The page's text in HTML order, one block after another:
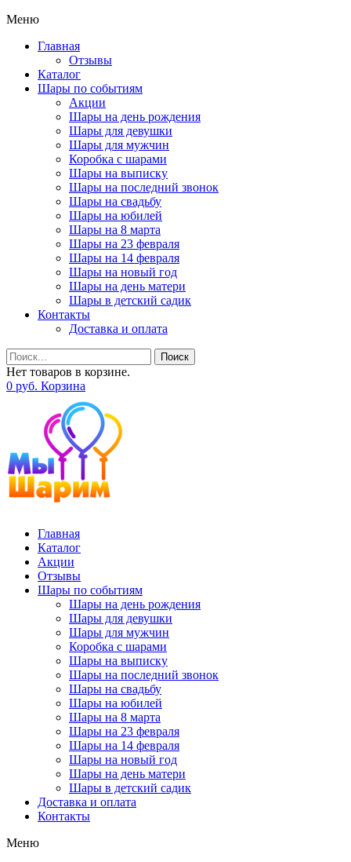
Меню
Главная
Отзывы
Каталог
Шары по событиям
Акции
Шары на день рождения
Шары для девушки
Шары для мужчин
Коробка с шарами
Шары на выписку
Шары на последний звонок
Шары на свадьбу
Шары на юбилей
Шары на 8 марта
Шары на 23 февраля
Шары на 14 февраля
Шары на новый год
Шары на день матери
Шары в детский садик
Контакты
Доставка и оплата
Поиск
Нет товаров в корзине.
0 руб. Корзина
Главная
Каталог
Акции
Отзывы
Шары по событиям
Шары на день рождения
Шары для девушки
Шары для мужчин
Коробка с шарами
Шары на выписку
Шары на последний звонок
Шары на свадьбу
Шары на юбилей
Шары на 8 марта
Шары на 23 февраля
Шары на 14 февраля
Шары на новый год
Шары на день матери
Шары в детский садик
Доставка и оплата
Контакты
Меню